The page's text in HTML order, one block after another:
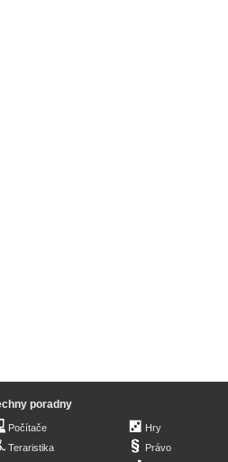
poradny
Počítače
Teraristika
Hry
Právo